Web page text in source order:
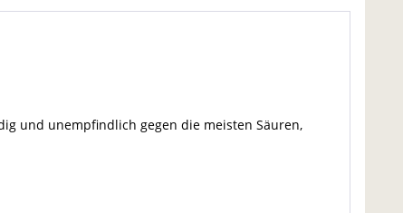
und unempfindlich gegen die meisten Säuren,